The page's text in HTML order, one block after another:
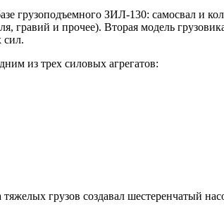
грузоподъемного ЗИЛ-130: самосвал и
гравий и прочее). Вторая модель
сил.
из трех силовых агрегатов:
грузов создавал шестеренчатый